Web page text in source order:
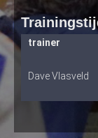
trainer
Dave Vlasveld